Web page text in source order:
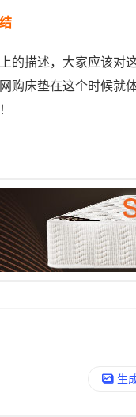
的描述，大家应该对
购床垫在这个时候就
生